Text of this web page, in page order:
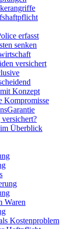
erfasst
senken
versichert
Konzept
Kompromisse
Überblick
Waren
Kostenproblem